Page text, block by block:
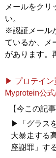
メールをクリ
い。
※認証メール
ているか、メ
があります。
▶ プロテイン
Myprotein公
【今この記
▶「グラス
大暴走する
座謝罪」す